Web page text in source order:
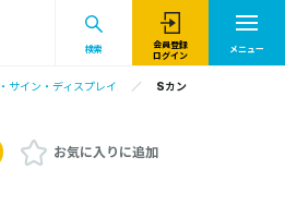
検索
会員登録
ログイン
メニュー
サイン・ディスプレイ Sカン
お気に入りに追加